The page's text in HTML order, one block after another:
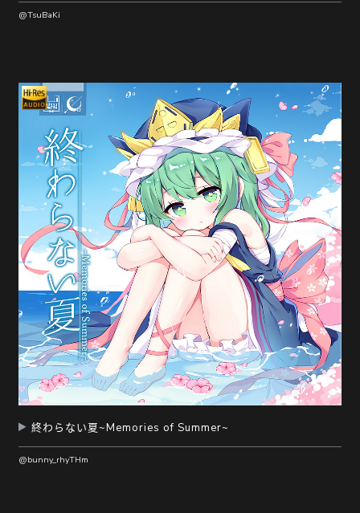
@TsuBaKi
終わらない夏~Memories of Summer~
@bunny_rhyTHm